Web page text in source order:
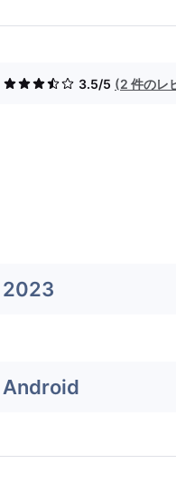
3.5/5 (2 件のレ
2023
Android